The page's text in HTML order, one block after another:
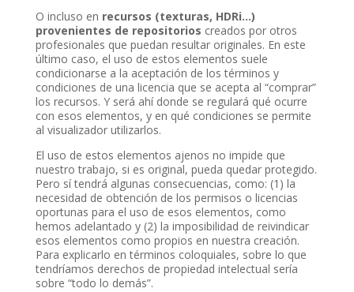
O incluso en recursos (texturas, HDRi…)
provenientes de repositorios creados por otros
profesionales que puedan resultar originales. En este
último caso, el uso de estos elementos suele
condicionarse a la aceptación de los términos y
condiciones de una licencia que se acepta al “comprar”
los recursos. Y será ahí donde se regulará qué ocurre
con esos elementos, y en qué condiciones se permite
al visualizador utilizarlos.
El uso de estos elementos ajenos no impide que
nuestro trabajo, si es original, pueda quedar protegido.
Pero sí tendrá algunas consecuencias, como: (1) la
necesidad de obtención de los permisos o licencias
oportunas para el uso de esos elementos, como
hemos adelantado y (2) la imposibilidad de reivindicar
esos elementos como propios en nuestra creación.
Para explicarlo en términos coloquiales, sobre lo que
tendríamos derechos de propiedad intelectual sería
sobre “todo lo demás”.